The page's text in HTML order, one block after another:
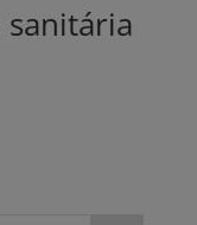
sanitária